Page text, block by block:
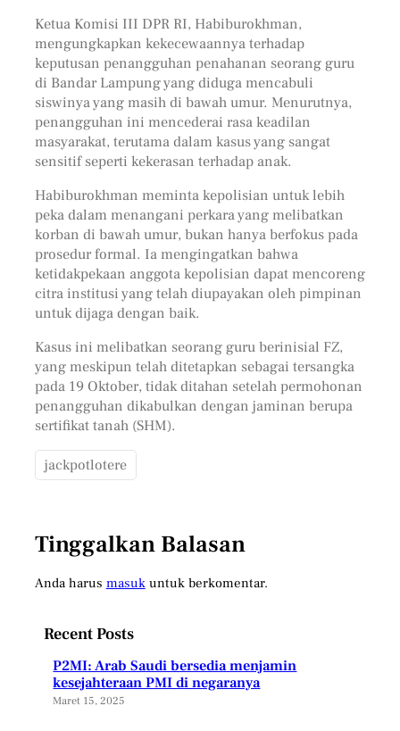
Ketua Komisi III DPR RI, Habiburokhman,
mengungkapkan kekecewaannya terhadap
keputusan penangguhan penahanan seorang guru
di Bandar Lampung yang diduga mencabuli
siswinya yang masih di bawah umur. Menurutnya,
penangguhan ini mencederai rasa keadilan
masyarakat, terutama dalam kasus yang sangat
sensitif seperti kekerasan terhadap anak.
Habiburokhman meminta kepolisian untuk lebih
peka dalam menangani perkara yang melibatkan
korban di bawah umur, bukan hanya berfokus pada
prosedur formal. Ia mengingatkan bahwa
ketidakpekaan anggota kepolisian dapat mencoreng
citra institusi yang telah diupayakan oleh pimpinan
untuk dijaga dengan baik.
Kasus ini melibatkan seorang guru berinisial FZ,
yang meskipun telah ditetapkan sebagai tersangka
pada 19 Oktober, tidak ditahan setelah permohonan
penangguhan dikabulkan dengan jaminan berupa
sertifikat tanah (SHM).
jackpotlotere
Tinggalkan Balasan
Anda harus masukuntuk berkomentar.
Recent Posts
P2MI: Arab Saudi bersedia menjamin
kesejahteraan PMI di negaranya
Maret 15, 2025